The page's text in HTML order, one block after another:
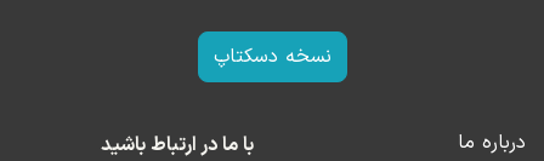
نسخه دسکتاپ
درباره ما
با ما در ارتباط باشید